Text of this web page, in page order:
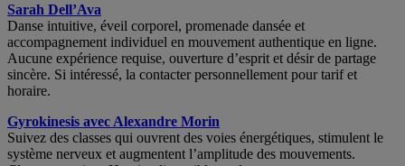
Sarah Dell’Ava
Danse intuitive, éveil corporel, promenade dansée et
accompagnement individuel en mouvement authentique en ligne.
Aucune expérience requise, ouverture d’esprit et désir de partage
sincère. Si intéressé, la contacter personnellement pour tarif et
horaire.
Gyrokinesis avec Alexandre Morin
Suivez des classes qui ouvrent des voies énergétiques, stimulent le
système nerveux et augmentent l’amplitude des mouvements.